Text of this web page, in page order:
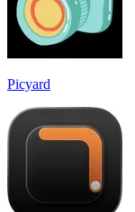
Picyard